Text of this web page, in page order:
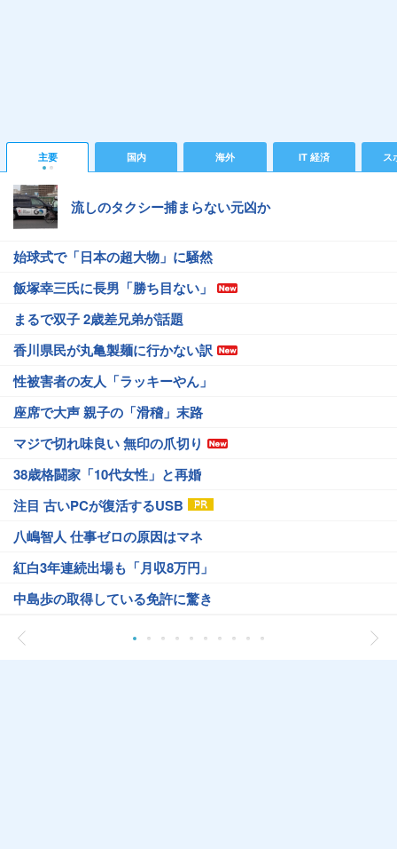
主要 国内 海外 IT 経済 ス
流しのタクシー捕まらない元凶か
始球式で「日本の超大物」に騒然
飯塚幸三氏に長男「勝ち目ない」
まるで双子 2歳差兄弟が話題
香川県民が丸亀製麺に行かない訳
性被害者の友人「ラッキーやん」
座席で大声 親子の「滑稽」末路
マジで切れ味良い 無印の爪切り
38歳格闘家「10代女性」と再婚
注目 古いPCが復活するUSB
八嶋智人 仕事ゼロの原因はマネ
紅白3年連続出場も「月収8万円」
中島歩の取得している免許に驚き